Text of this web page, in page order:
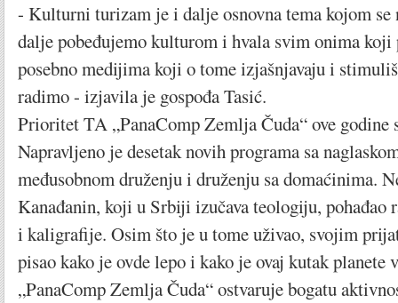
- Kulturni turizam je i dalje osnovna tema kojom se
dalje pobeđujemo kulturom i hvala svim onima
posebno medijima koji o tome izjašnjavaju i
radimo - izjavila je gospođa Tasić.
Prioritet TA „PanaComp Zemlja Čuda“ ove
Napravljeno je desetak novih programa sa
međusobnom druženju i druženju sa domaćinima.
Kanađanin, koji u Srbiji izučava teologiju, pohađao
i kaligrafije. Osim što je u tome uživao, svojim
pisao kako je ovde lepo i kako je ovaj kutak planete
„PanaComp Zemlja Čuda“ ostvaruje bogatu